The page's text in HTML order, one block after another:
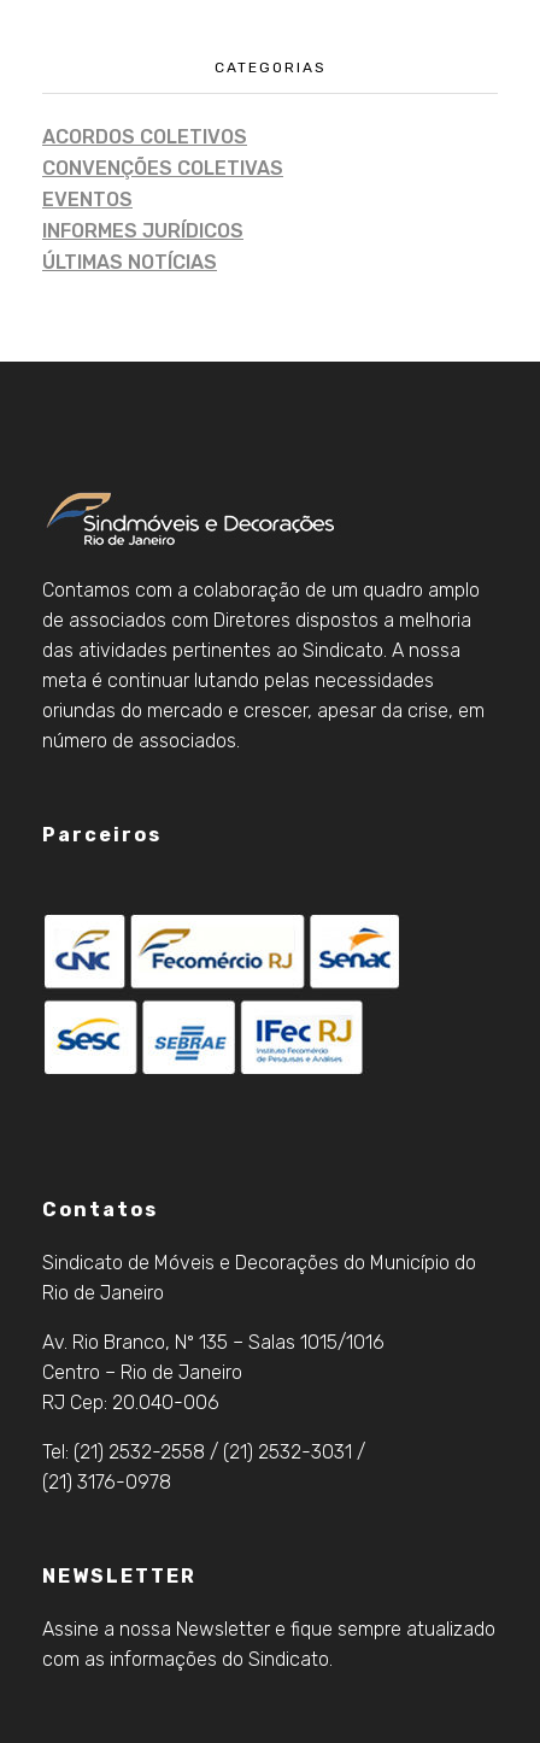
CATEGORIAS
ACORDOS COLETIVOS
CONVENÇÕES COLETIVAS
EVENTOS
INFORMES JURÍDICOS
ÚLTIMAS NOTÍCIAS
Contamos com a colaboração de um quadro amplo
de associados com Diretores dispostos a melhoria
das atividades pertinentes ao Sindicato. A nossa
meta é continuar lutando pelas necessidades
oriundas do mercado e crescer, apesar da crise, em
número de associados.
Parceiros
Contatos
Sindicato de Móveis e Decorações do Município do
Rio de Janeiro
Av. Rio Branco, Nº 135 – Salas 1015/1016
Centro – Rio de Janeiro
RJ Cep: 20.040-006
Tel: (21) 2532-2558 / (21) 2532-3031 /
(21) 3176-0978
NEWSLETTER
Assine a nossa Newsletter e fique sempre atualizado
com as informações do Sindicato.